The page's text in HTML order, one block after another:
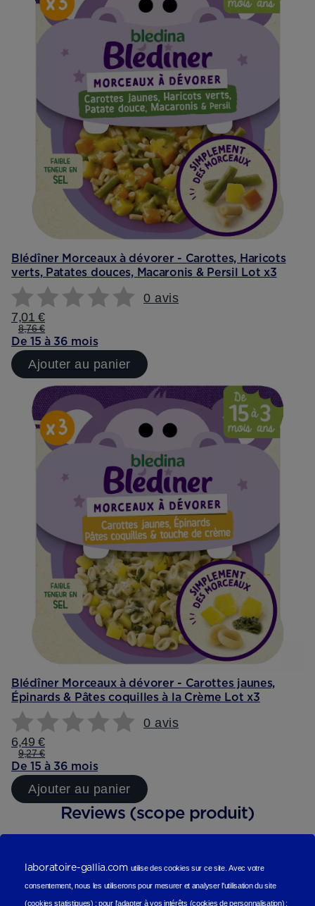
Blédîner Morceaux à dévorer - Carottes, Haricots
verts, Patates douces, Macaronis & Persil Lot x3
0 avis
7,01 €
8,76 €
De 15 à 36 mois
Ajouter au panier
Blédîner Morceaux à dévorer - Carottes jaunes,
Épinards & Pâtes coquilles à la Crème Lot x3
0 avis
6,49 €
9,27 €
De 15 à 36 mois
Ajouter au panier
Reviews (scope produit)
laboratoire-gallia.com utilise des cookies sur ce site.Avec votre
consentement, nous les utiliseronspour mesurer et analyser l'utilisation du site
(cookies statistiques) ;pour l'adapter à vos intérêts (cookies de personnalisation) ;